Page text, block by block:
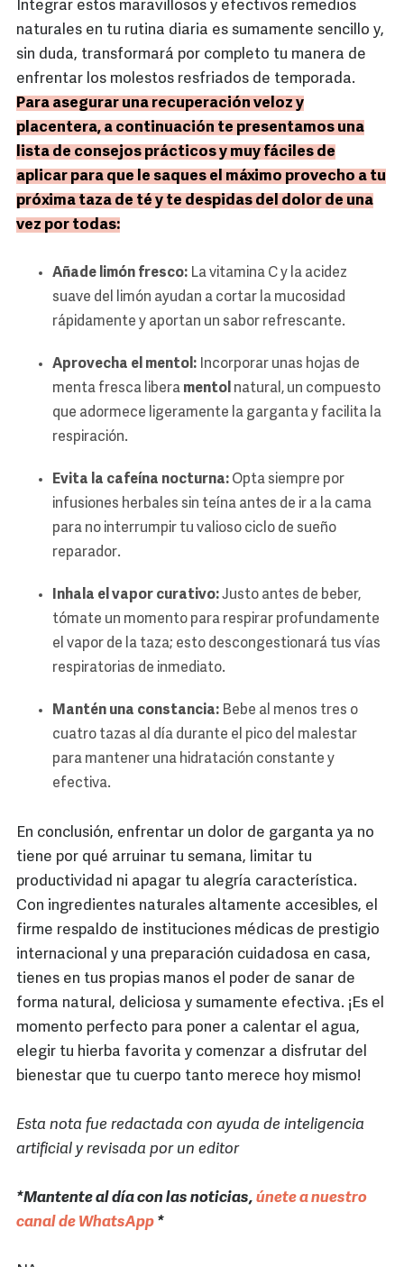
Integrar estos maravillosos y efectivos remedios
naturales en tu rutina diaria es sumamente sencillo y,
sin duda, transformará por completo tu manera de
enfrentar los molestos resfriados de temporada.
Para asegurar una recuperación veloz y
placentera, a continuación te presentamos una
lista de consejos prácticos y muy fáciles de
aplicar para que le saques el máximo provecho a tu
próxima taza de té y te despidas del dolor de una
vez por todas:
Añade limón fresco: La vitamina C y la acidez
suave del limón ayudan a cortar la mucosidad
rápidamente y aportan un sabor refrescante.
Aprovecha el mentol: Incorporar unas hojas de
menta fresca libera mentol natural, un compuesto
que adormece ligeramente la garganta y facilita la
respiración.
Evita la cafeína nocturna: Opta siempre por
infusiones herbales sin teína antes de ir a la cama
para no interrumpir tu valioso ciclo de sueño
reparador.
Inhala el vapor curativo:Justo antes de beber,
tómate un momento para respirar profundamente
el vapor de la taza; esto descongestionará tus vías
respiratorias de inmediato.
Mantén una constancia: Bebe al menos tres o
cuatro tazas al día durante el pico del malestar
para mantener una hidratación constante y
efectiva.
En conclusión, enfrentar un dolor de garganta ya no
tiene por qué arruinar tu semana, limitar tu
productividad ni apagar tu alegría característica.
Con ingredientes naturales altamente accesibles, el
firme respaldo de instituciones médicas de prestigio
internacional y una preparación cuidadosa en casa,
tienes en tus propias manos el poder de sanar de
forma natural, deliciosa y sumamente efectiva. ¡Es el
momento perfecto para poner a calentar el agua,
elegir tu hierba favorita y comenzar a disfrutar del
bienestar que tu cuerpo tanto merece hoy mismo!
Esta nota fue redactada con ayuda de inteligencia
artificial y revisada por un editor
*Mantente al día con las noticias, únete a nuestro
canal de WhatsApp *